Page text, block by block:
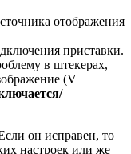
отображения
приставки.
в штекерах,
(V
он исправен, то
настроек или же